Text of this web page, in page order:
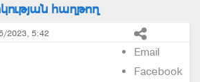
հաղթող
2023, 5:42
Email
Facebook